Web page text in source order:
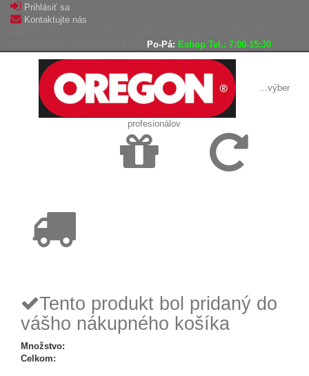
Prihlásiť sa
Kontaktujte nás
Po-Pá: Eshop Tel.: 7:00-15:30
...výber
profesionálov
Tento produkt bol pridaný do
vášho nákupného košíka
Množstvo:
Celkom: